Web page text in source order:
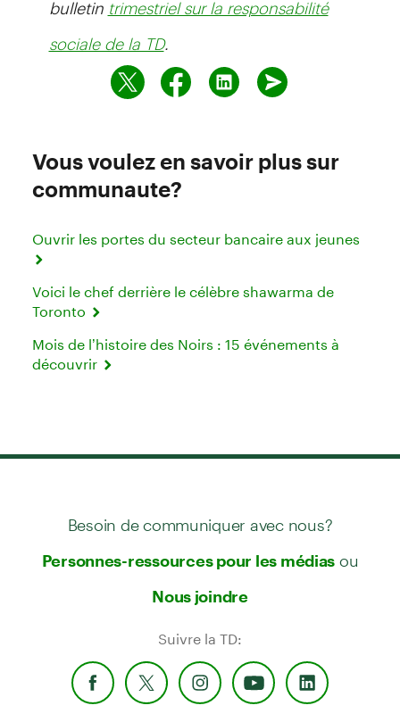
trimestriel sur la responsabilité
sociale de la TD.
Vous voulez en savoir plus sur
communaute?
Ouvrir les portes du secteur bancaire aux jeunes
Voici le chef derrière le célèbre shawarma de
Toronto
Mois de l’histoire des Noirs : 15 événements à
découvrir
Besoin de communiquer avec nous?
Personnes-ressources pour les médias ou
Nous joindre
Suivre la TD: